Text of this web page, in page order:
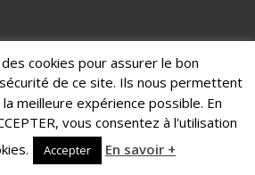
cookies pour assurer le bon
de ce site. Ils nous permettent
meilleure expérience possible. En
vous consentez à l'utilisation
Accepter En savoir +